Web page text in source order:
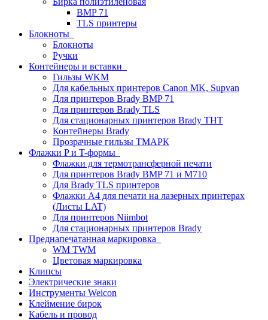
BMP 71
TLS принтеры
Блокноты
Блокноты
Ручки
Контейнеры и вставки
Гильзы WKM
Для кабельных принтеров Canon MK, Supvan
Для принтеров Brady BMP 71
Для принтеров Brady TLS
Для стационарных принтеров Brady THT
Контейнеры Brady
Прозрачные гильзы ТМАРК
Флажки P и T-формы
Флажки для термотрансферной печати
Для принтеров Brady BMP 71 и M710
Для Brady TLS принтеров
Флажки A4 для печати на лазерных принтерах
(Листы LAT)
Для принтеров Niimbot
Для стационарных принтеров Brady
Преднапечатанная маркировка
WM TWM
Цветовая маркировка
Клипсы
Электрические знаки
Инструменты Weicon
Клеймение бирок
Кабель и провод